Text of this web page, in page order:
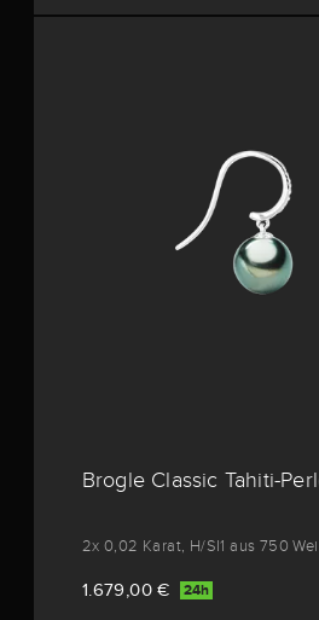
Brogle Classic Tahiti-
2x 0,02 Karat, H/SI1 aus 750
1.679,00 € 24h